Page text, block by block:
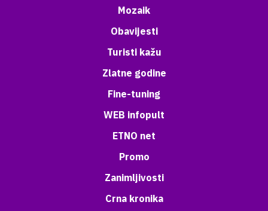
Mozaik
Obavijesti
Turisti kažu
Zlatne godine
Fine-tuning
WEB infopult
ETNO net
Promo
Zanimljivosti
Crna kronika